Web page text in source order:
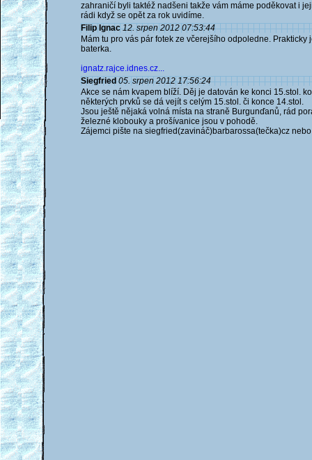
zahraničí byli taktéž nadšeni takže vám máme poděkovat i
rádi když se opět za rok uvidíme.
Filip Ignac 12. srpen 2012 07:53:44
Mám tu pro vás pár fotek ze včerejšího odpoledne.
baterka.
ignatz.rajce.idnes.cz...
Siegfried 05. srpen 2012 17:56:24
Akce se nám kvapem blíží. Děj je datován ke konci 15.stol.
některých prvků se dá vejít s celým 15.stol. či konce 14.stol.
Jsou ještě nějaká volná místa na straně Burgunďanů, rád
železné klobouky a prošívanice jsou v pohodě.
Zájemci pište na siegfried(zavináč)barbarossa(tečka)cz